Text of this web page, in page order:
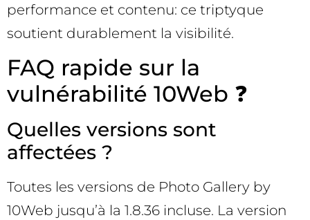
performance et contenu: ce triptyque
soutient durablement la visibilité.
FAQ rapide sur la
vulnérabilité 10Web ❓
Quelles versions sont
affectées ?
Toutes les versions de Photo Gallery by
10Web jusqu’à la 1.8.36 incluse. La version